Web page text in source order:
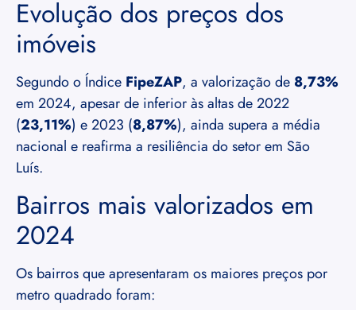
Evolução dos preços dos
imóveis
Segundo o Índice FipeZAP, a valorização de 8,73%
em 2024, apesar de inferior às altas de 2022
(23,11%) e 2023 (8,87%), ainda supera a média
nacional e reafirma a resiliência do setor em São
Luís.
Bairros mais valorizados em
2024
Os bairros que apresentaram os maiores preços por
metro quadrado foram: